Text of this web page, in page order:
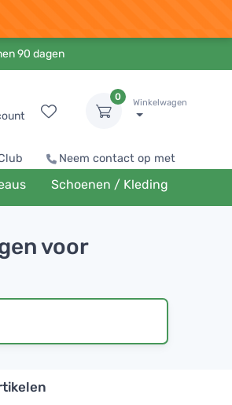
90 dagen
0
Winkelwagen
Neem contact op met
Schoenen / Kleding
voor